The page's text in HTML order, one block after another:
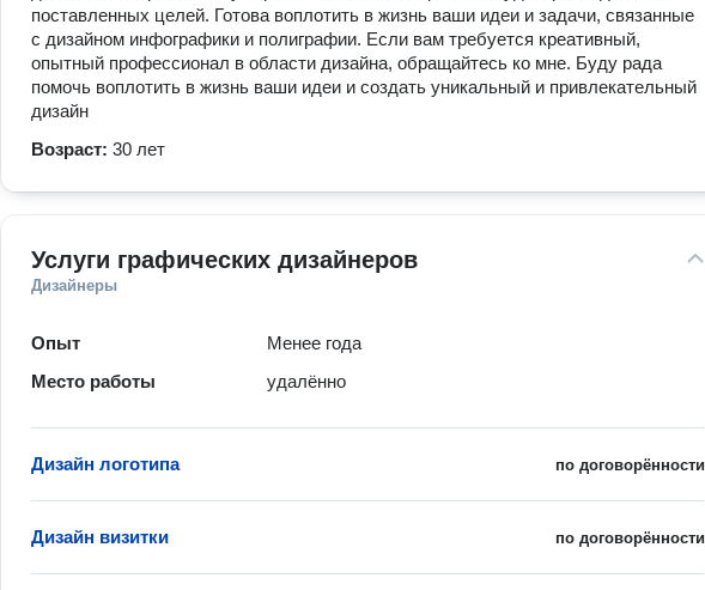
поставленных целей. Готова воплотить в жизнь ваши идеи и задачи, связанные
с дизайном инфографики и полиграфии. Если вам требуется креативный,
опытный профессионал в области дизайна, обращайтесь ко мне. Буду рада
помочь воплотить в жизнь ваши идеи и создать уникальный и привлекательный
дизайн
Возраст: 30 лет
Услуги графических дизайнеров
Дизайнеры
Опыт
Менее года
Место работы
удалённо
по договорённости
Дизайн логотипа
по договорённости
Дизайн визитки